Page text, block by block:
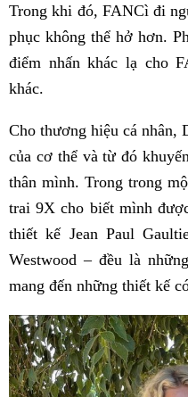
Trong khi đó, FANCì đi
phục không thể hở hơn.
điểm nhấn khác lạ cho
khác.
Cho thương hiệu cá nhân,
của cơ thể và từ đó
thân mình. Trong trong
trai 9X cho biết mình
thiết kế Jean Paul
Westwood – đều là
mang đến những thiết kế